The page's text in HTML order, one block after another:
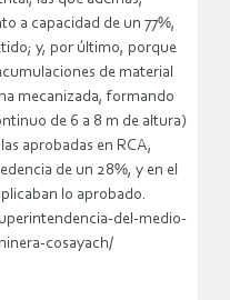
a capacidad de un 77%,
y, por último, porque
de material
mecanizada, formando
de 6 a 8 m de altura)
aprobadas en RCA,
de un 28%, y en el
lo aprobado.
del-medio-
cosayach/